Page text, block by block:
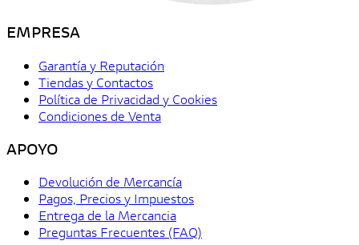
EMPRESA
Garantía y Reputación
Tiendas y Contactos
Política de Privacidad y Cookies
Condiciones de Venta
APOYO
Devolución de Mercancía
Pagos, Precios y Impuestos
Entrega de la Mercancia
Preguntas Frecuentes (FAQ)